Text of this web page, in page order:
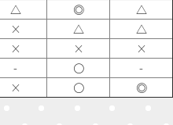
△ ◎ △
× △ △
× × ×
- 〇 -
× 〇 ◎